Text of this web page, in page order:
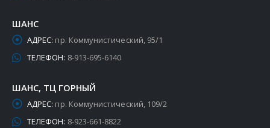
ШАНС
АДРЕС: пр. Коммунистический, 95/1
ТЕЛЕФОН: 8-913-695-6140
ШАНС, ТЦ ГОРНЫЙ
АДРЕС: пр. Коммунистический, 109/2
ТЕЛЕФОН: 8-923-661-8822